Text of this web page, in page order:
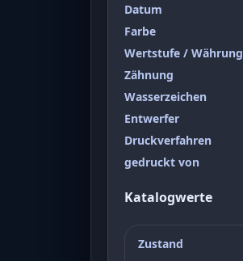
Datum
Farbe
Wertstufe / Währung
Zähnung
Wasserzeichen
Entwerfer
Druckverfahren
gedruckt von
Katalogwerte
Zustand